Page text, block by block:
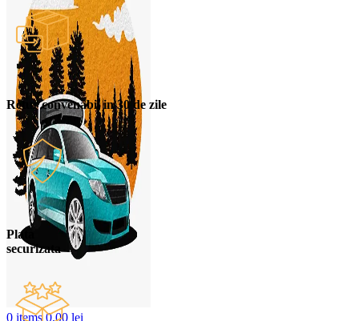
0 items 0,00 lei
Retur convenabil in 30 de zile
Plata
securizata